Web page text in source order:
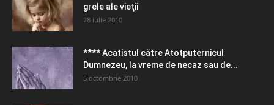
grele ale vieţii
28 iulie 2010
**** Acatistul către Atotputernicul
Dumnezeu, la vreme de necaz sau de...
5 octombrie 2010